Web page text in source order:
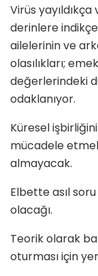
Virüs
derinlere
ailelerinin ve
olasılıkları;
değerlerindeki
odaklanıyor.
Küresel
mücadele
almayacak.
Elbette asıl
olacağı.
Teorik olarak
oturması için